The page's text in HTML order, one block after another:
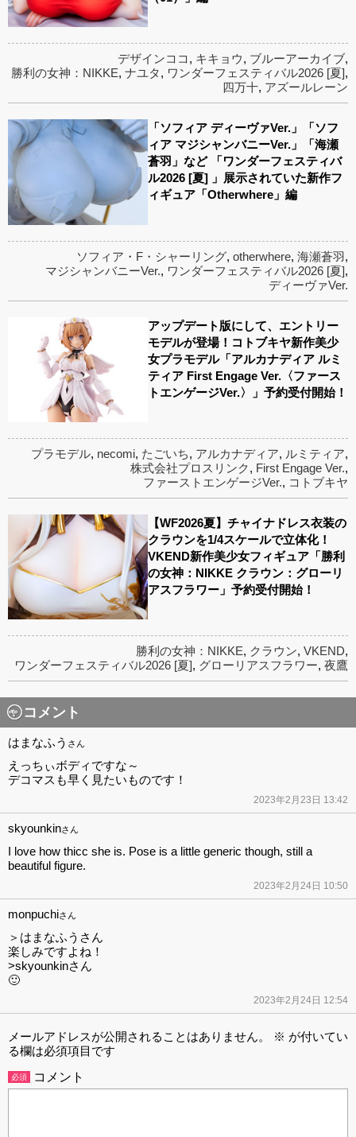
デザインココ , キキョウ, ブルーアーカイブ,
勝利の女神：NIKKE, ナユタ, ワンダーフェスティバル2026 [夏],
四万十, アズールレーン
「ソフィア ディーヴァVer.」「ソフ
ィア マジシャンバニーVer.」「海瀬
蒼羽」など 「ワンダーフェスティバ
ル2026 [夏] 」展示されていた新作フ
ィギュア「Otherwhere」編
ソフィア・F・シャーリング, otherwhere, 海瀬蒼羽,
マジシャンバニーVer., ワンダーフェスティバル2026 [夏],
ディーヴァVer.
アップデート版にして、エントリー
モデルが登場！コトブキヤ新作美少
女プラモデル「アルカナディア ルミ
ティア First Engage Ver.〈ファース
トエンゲージVer.〉」予約受付開始！
プラモデル, necomi, たごいち, アルカナディア, ルミティア,
株式会社プロスリンク, First Engage Ver.,
ファーストエンゲージVer., コトブキヤ
【WF2026夏】チャイナドレス衣装の
クラウンを1/4スケールで立体化！
VKEND新作美少女フィギュア「勝利
の女神：NIKKE クラウン：グローリ
アスフラワー」予約受付開始！
勝利の女神：NIKKE, クラウン, VKEND,
ワンダーフェスティバル2026 [夏], グローリアスフラワー, 夜鷹
コメント
はまなふう さん
えっちぃボディですな～
デコマスも早く見たいものです！
2023年2月23日 13:42
skyounkinさん
I love how thicc she is. Pose is a little generic though, still a
beautiful figure.
2023年2月24日 10:50
monpuchiさん
＞はまなふうさん
楽しみですよね！
>skyounkinさん
🙂
2023年2月24日 12:54
メールアドレスが公開されることはありません。 ※ が付いてい
る欄は必須項目です
必須 コメント